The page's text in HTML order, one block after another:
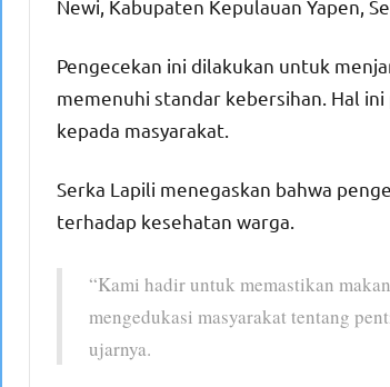
Newi, Kabupaten Kepulauan Yapen,
Pengecekan ini dilakukan untuk
memenuhi standar kebersihan. Hal
kepada masyarakat.
Serka Lapili menegaskan bahwa
terhadap kesehatan warga.
“Kami hadir untuk memastikan
mengedukasi masyarakat tentang
ujarnya.